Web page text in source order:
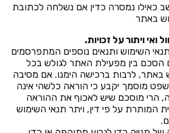
כאילו נמסרה כדין אם נשלחה לכתובת
באתר
ואי ויתור על זכויות.
השימוש ותנאים נוספים המתפרסמים
הסכם בין מפעילת האתר לגולש בכל
באתר, לרבות ברכישה הימנו. אם מסיבה
מוסמך יקבע כי הוראה כלשהי אינה
הרי מוסכם שיש לאכוף את ההוראה
המותרת על פי דין, ויתר תנאי השימוש